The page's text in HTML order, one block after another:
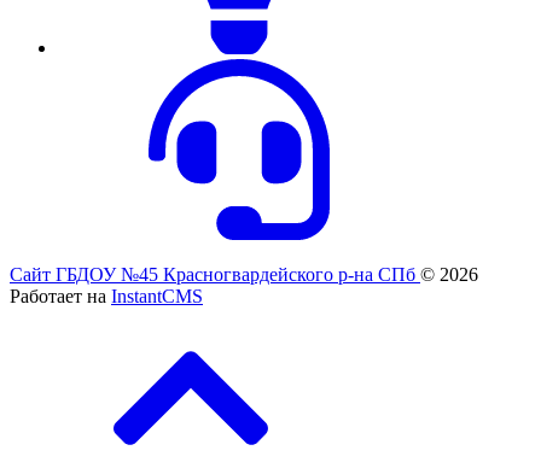
Сайт ГБДОУ №45 Красногвардейского р-на СПб © 2026
Работает на InstantCMS